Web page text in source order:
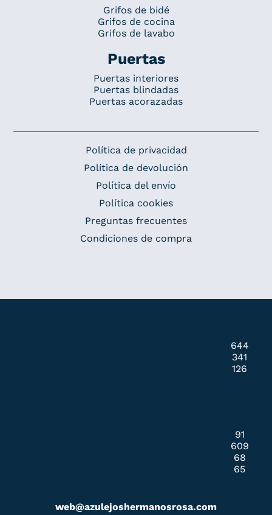
Grifos de bidé
Grifos de cocina
Grifos de lavabo
Puertas
Puertas interiores
Puertas blindadas
Puertas acorazadas
Política de privacidad
Política de devolución
Política del envío
Política cookies
Preguntas frecuentes
Condiciones de compra
644
341
126
91
609
68
65
web@azulejoshermanosrosa.com